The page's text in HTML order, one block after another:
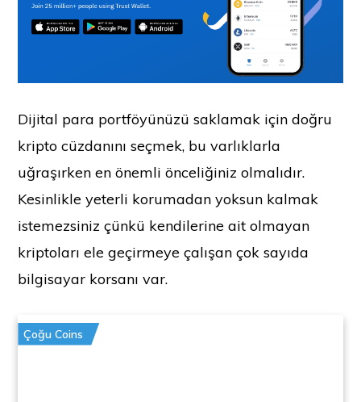
Dijital para portföyünüzü saklamak için doğru
kripto cüzdanını seçmek, bu varlıklarla
uğraşırken en önemli önceliğiniz olmalıdır.
Kesinlikle yeterli korumadan yoksun kalmak
istemezsiniz çünkü kendilerine ait olmayan
kriptoları ele geçirmeye çalışan çok sayıda
bilgisayar korsanı var.
Çoğu Coins